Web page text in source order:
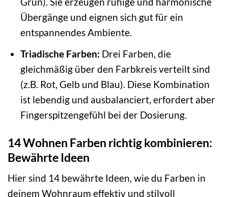
Übergänge und eignen sich gut für ein
entspannendes Ambiente.
Triadische Farben: Drei Farben, die
gleichmäßig über den Farbkreis verteilt sind
(z.B. Rot, Gelb und Blau). Diese Kombination
ist lebendig und ausbalanciert, erfordert aber
Fingerspitzengefühl bei der Dosierung.
14 Wohnen Farben richtig kombinieren:
Bewährte Ideen
Hier sind 14 bewährte Ideen, wie du Farben in
deinem Wohnraum effektiv und stilvoll